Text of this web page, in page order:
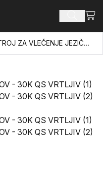
Iskanje
STROJ ZA VLEČENJE JEZIČKOV - 30K QS VRTLJIV